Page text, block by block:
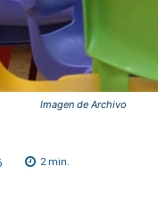
Imagen de Archivo
2min.